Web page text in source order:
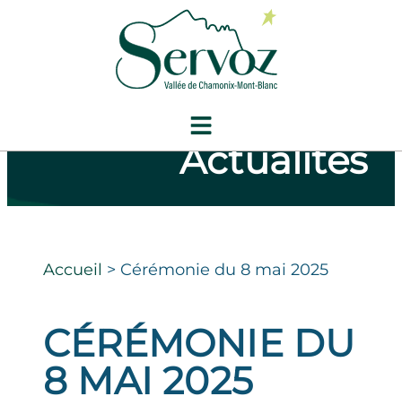
Actualités
Accueil > Cérémonie du 8 mai 2025
CÉRÉMONIE DU
8 MAI 2025